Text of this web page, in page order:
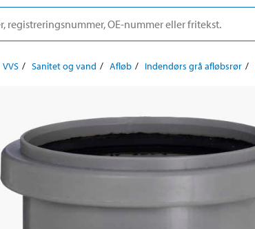
VVS Sanitet og vand Afløb Indendørs grå afløbsrør